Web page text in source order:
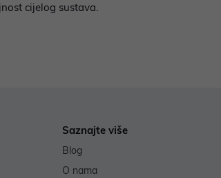
cijelog sustava.
Saznajte više
Blog
O nama